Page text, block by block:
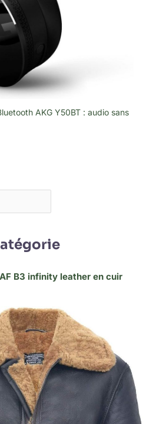
AKG Y50BT : audio sans
B3 infinity leather en cuir